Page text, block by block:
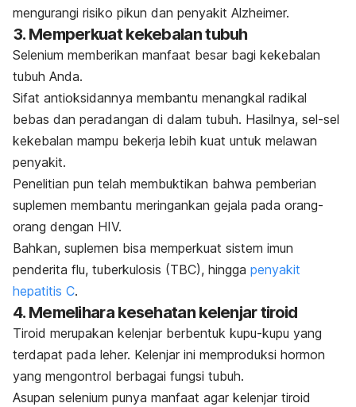
mengurangi risiko pikun dan penyakit Alzheimer.
3. Memperkuat kekebalan tubuh
Selenium memberikan manfaat besar bagi kekebalan
tubuh Anda.
Sifat antioksidannya membantu menangkal radikal
bebas dan peradangan di dalam tubuh. Hasilnya, sel-sel
kekebalan mampu bekerja lebih kuat untuk melawan
penyakit.
Penelitian pun telah membuktikan bahwa pemberian
suplemen membantu meringankan gejala pada orang-
orang dengan HIV.
Bahkan, suplemen bisa memperkuat sistem imun
penderita flu, tuberkulosis (TBC), hingga penyakit
hepatitis C.
4. Memelihara kesehatan kelenjar tiroid
Tiroid merupakan kelenjar berbentuk kupu-kupu yang
terdapat pada leher. Kelenjar ini memproduksi hormon
yang mengontrol berbagai fungsi tubuh.
Asupan selenium punya manfaat agar kelenjar tiroid